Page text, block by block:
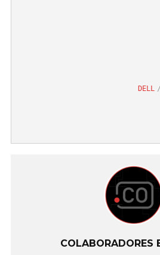
DELL
COLABORADORES